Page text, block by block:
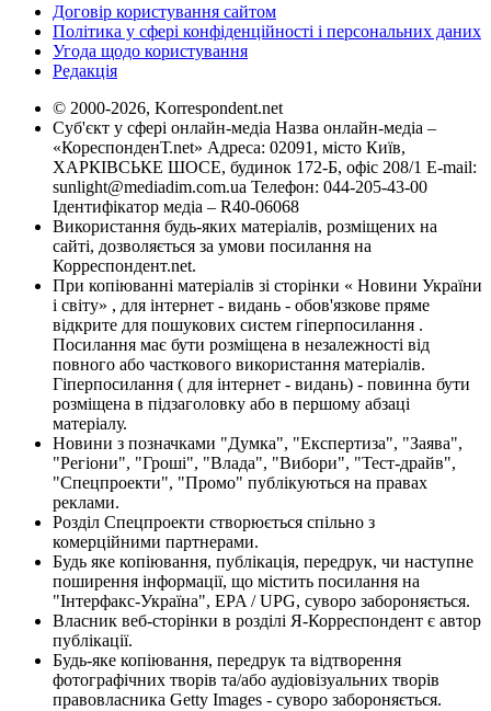
Договір користування сайтом
Політика у сфері конфіденційності і персональних даних
Угода щодо користування
Редакція
© 2000-2026, Korrespondent.net
Суб'єкт у сфері онлайн-медіа Назва онлайн-медіа –
«КореспонденТ.net» Адреса: 02091, місто Київ,
ХАРКІВСЬКЕ ШОСЕ, будинок 172-Б, офіс 208/1 E-mail:
sunlight@mediadim.com.ua Телефон: 044-205-43-00
Ідентифікатор медіа – R40-06068
Використання будь-яких матеріалів, розміщених на
сайті, дозволяється за умови посилання на
Корреспондент.net.
При копіюванні матеріалів зі сторінки « Новини України
і світу» , для інтернет - видань - обов'язкове пряме
відкрите для пошукових систем гіперпосилання .
Посилання має бути розміщена в незалежності від
повного або часткового використання матеріалів.
Гіперпосилання ( для інтернет - видань) - повинна бути
розміщена в підзаголовку або в першому абзаці
матеріалу.
Новини з позначками "Думка", "Експертиза", "Заява",
"Регіони", "Гроші", "Влада", "Вибори", "Тест-драйв",
"Спецпроекти", "Промо" публікуються на правах
реклами.
Розділ Спецпроекти створюється спільно з
комерційними партнерами.
Будь яке копіювання, публікація, передрук, чи наступне
поширення інформації, що містить посилання на
"Інтерфакс-Україна", EPA / UPG, суворо забороняється.
Власник веб-сторінки в розділі Я-Корреспондент є автор
публікації.
Будь-яке копіювання, передрук та відтворення
фотографічних творів та/або аудіовізуальних творів
правовласника Getty Images - суворо забороняється.